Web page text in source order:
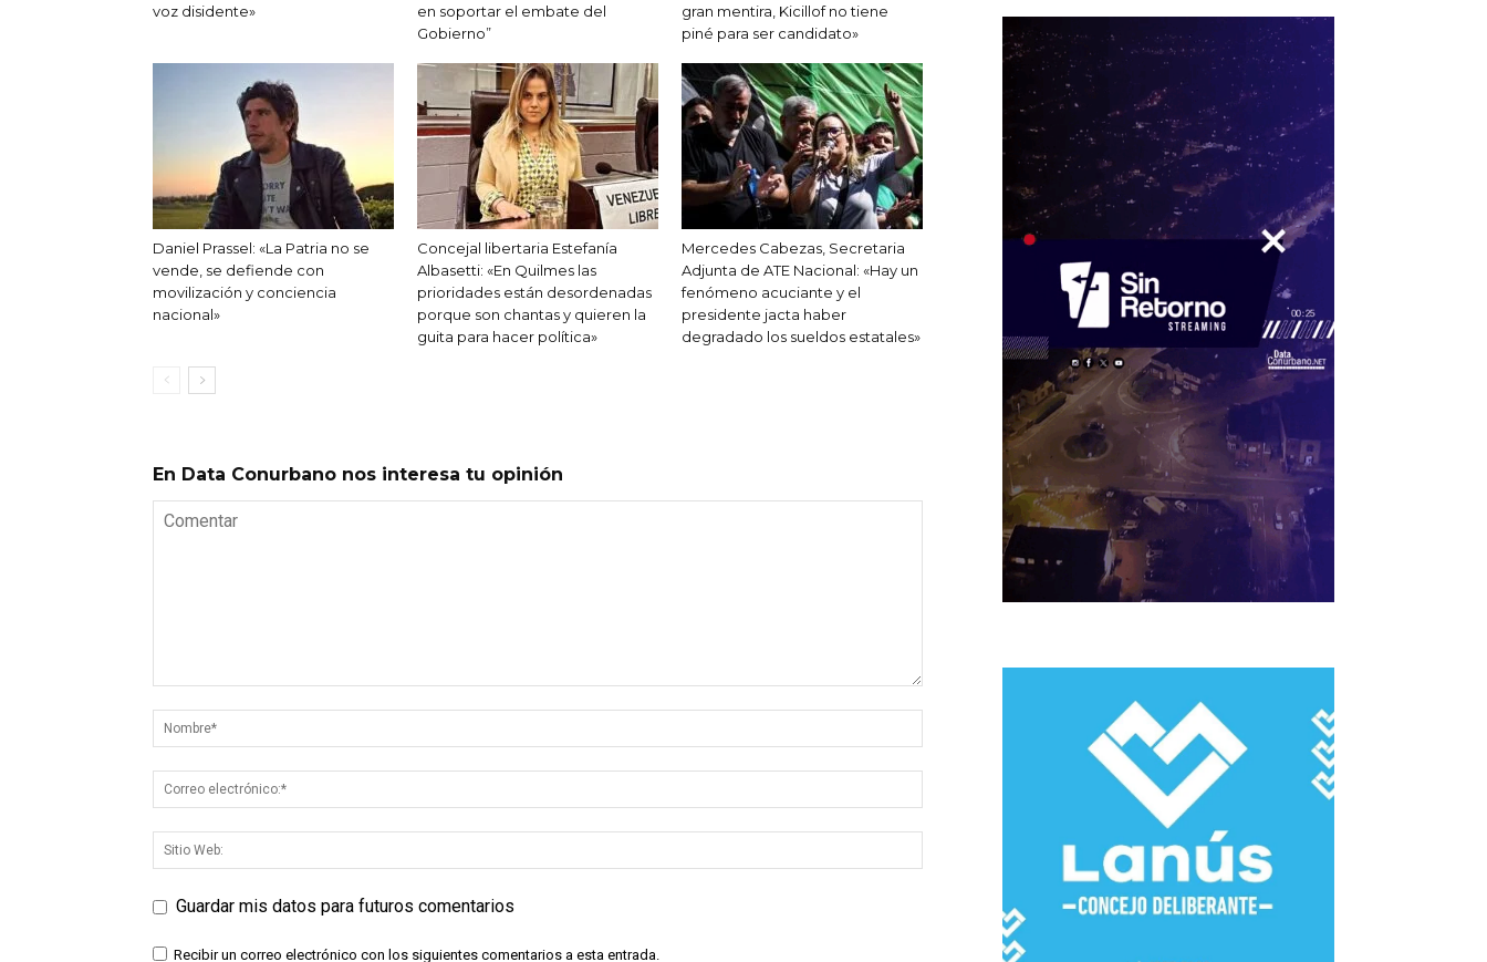
voz disidente»
en soportar el embate del
Gobierno”
gran mentira, Kicillof no tiene
piné para ser candidato»
Daniel Prassel: «La Patria no se
vende, se defiende con
movilización y conciencia
nacional»
Concejal libertaria Estefanía
Albasetti: «En Quilmes las
prioridades están desordenadas
porque son chantas y quieren la
guita para hacer política»
Mercedes Cabezas, Secretaria
Adjunta de ATE Nacional: «Hay un
fenómeno acuciante y el
presidente jacta haber
degradado los sueldos estatales»
En Data Conurbano nos interesa tu opinión
Guardar mis datos para futuros comentarios
Recibir un correo electrónico con los siguientes comentarios a esta entrada.